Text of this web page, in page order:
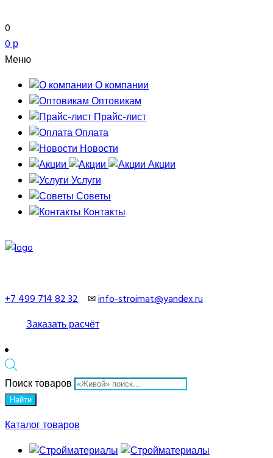
0
0 р
Меню
О компании
Оптовикам
Прайс-лист
Оплата
Новости
Акции
Услуги
Советы
Контакты
+7 499 714 82 32 ✉info-stroimat@yandex.ru
Заказать расчёт
Поиск товаров
Найти
Каталог товаров